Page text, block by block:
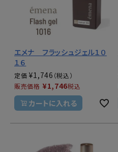
エメナ フラッシュジェル１０
１６
定価 ¥1,746
販売価格 ¥1,746税込
カートに入れる